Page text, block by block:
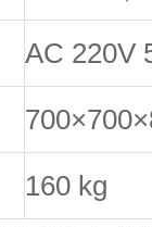
AC 220V
160 kg